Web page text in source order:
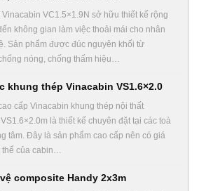
Vinacabin VC1.5×1.9N sở hữu thiết kế rộng
không gian làm việc thoải mái cho nhân
Sản phẩm được đúc nguyên khối từ
nóng, chống thấm hiệu…
khung thép Vinacabin VS1.6×2.0
cấp Vinacabin khung thép nội thất
là thiết kế chuyên đặt tại các toà
tâm. Đây là sản phẩm cao cấp nên có giá
của cabin…
composite Handy 2x3m